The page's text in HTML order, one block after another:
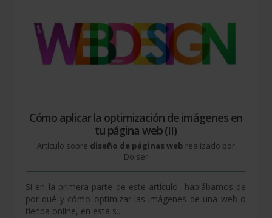
Cómo aplicar la optimización de imágenes en
tu página web (II)
Artículo sobre diseño de páginas web realizado por
Doiser
Si en la primera parte de este artículo hablábamos de
por qué y cómo optimizar las imágenes de una web o
tienda online, en esta s...